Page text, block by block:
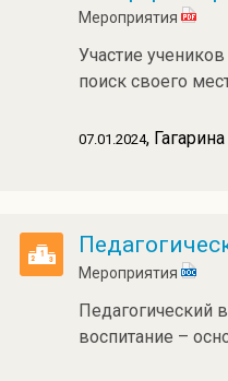
Мероприятия
Участие
поиск своего
07.01.2024,
Мероприятия
Педагогический
воспитание –